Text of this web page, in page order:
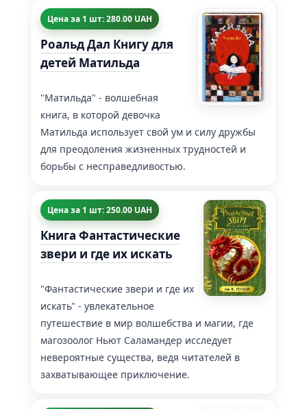
Цена за 1 шт: 280.00 UAH
Роальд Дал Книгу для
детей Матильда
"Матильда" - волшебная
книга, в которой девочка
Матильда использует свой ум и силу дружбы
для преодоления жизненных трудностей и
борьбы с несправедливостью.
Цена за 1 шт: 250.00 UAH
Книга Фантастические
звери и где их искать
"Фантастические звери и где их
искать" - увлекательное
путешествие в мир волшебства и магии, где
магозоолог Ньют Саламандер исследует
невероятные существа, ведя читателей в
захватывающее приключение.